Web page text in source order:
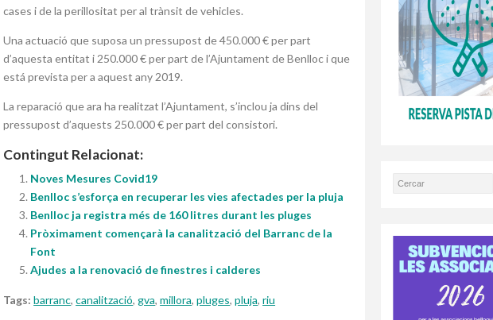
cases i de la perillositat per al trànsit de vehicles.
Una actuació que suposa un pressupost de 450.000 € per part
d’aquesta entitat i 250.000 € per part de l’Ajuntament de Benlloc i que
está prevista per a aquest any 2019.
La reparació que ara ha realitzat l’Ajuntament, s’inclou ja dins del
pressupost d’aquests 250.000 € per part del consistori.
Contingut Relacionat:
Noves Mesures Covid19
Benlloc s’esforça en recuperar les vies afectades per la pluja
Benlloc ja registra més de 160 litres durant les pluges
Pròximament començarà la canalització del Barranc de la
Font
Ajudes a la renovació de finestres i calderes
Tags: barranc,canalització,gva,millora,pluges,pluja,riu